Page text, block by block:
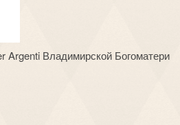
Argenti Владимирской Богоматери